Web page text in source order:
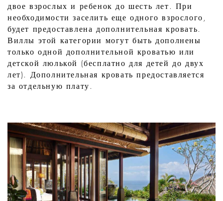
двое взрослых и ребенок до шесть лет. При
необходимости заселить еще одного взрослого,
будет предоставлена дополнительная кровать.
Виллы этой категории могут быть дополнены
только одной дополнительной кроватью или
детской люлькой (бесплатно для детей до двух
лет). Дополнительная кровать предоставляется
за отдельную плату.